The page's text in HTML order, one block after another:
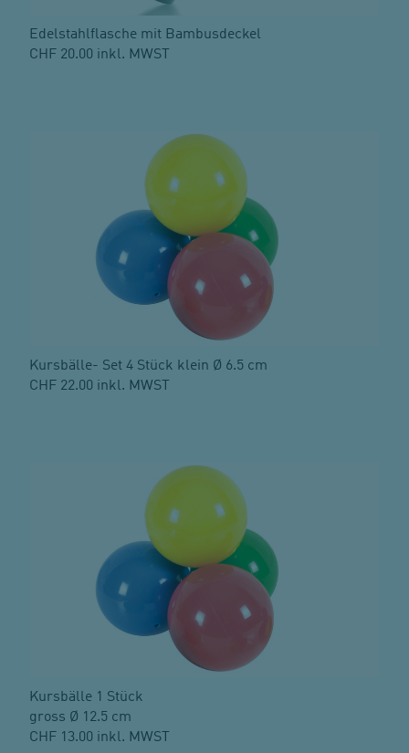
Edelstahlflasche mit Bambusdeckel
CHF 20.00 inkl. MWST
Kursbälle- Set 4 Stück klein Ø 6.5 cm
CHF 22.00 inkl. MWST
Kursbälle 1 Stück
gross Ø 12.5 cm
CHF 13.00 inkl. MWST